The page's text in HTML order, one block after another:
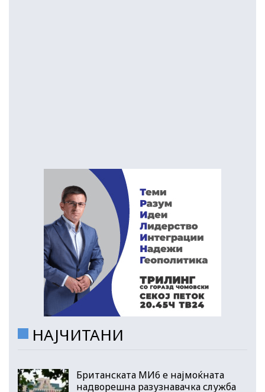
НАЈЧИТАНИ
Британската МИ6 е најмоќната
надворешна разузнавачка служба